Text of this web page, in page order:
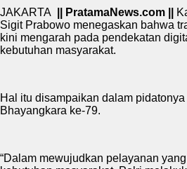
JAKARTA || PratamaNews.com ||
Sigit Prabowo menegaskan bahwa
kini mengarah pada pendekatan
kebutuhan masyarakat.
Hal itu disampaikan dalam
Bhayangkara ke-79.
“Dalam mewujudkan pelayanan